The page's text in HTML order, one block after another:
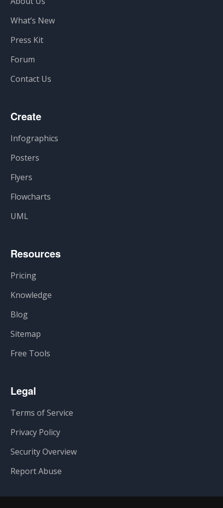
What’s New
Press Kit
Forum
Contact Us
Create
Infographics
Posters
Flyers
Flowcharts
UML
Resources
Pricing
Knowledge
Blog
Sitemap
Free Tools
Legal
Terms of Service
Privacy Policy
Security Overview
Report Abuse